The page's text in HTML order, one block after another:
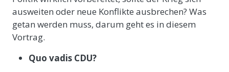
ausweiten oder neue Konflikte ausbrechen? Was
getan werden muss, darum geht es in diesem
Vortrag.
Quo vadis CDU?